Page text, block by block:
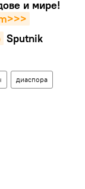
и мире!
Sputnik
диаспора